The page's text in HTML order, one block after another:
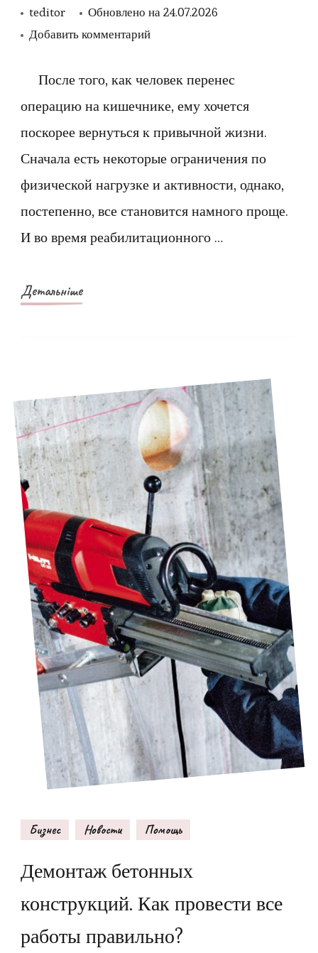
teditor Обновлено на24.07.2026
Добавить комментарийк
Рейтинг
где
можно
подобрать
калоприемники
После того, как человек перенес
операцию на кишечнике, ему хочется
поскорее вернуться к привычной жизни.
Сначала есть некоторые ограничения по
физической нагрузке и активности, однако,
постепенно, все становится намного проще.
И во время реабилитационного …
Детальніше
Бизнес Новости Помощь
Демонтаж бетонных
конструкций. Как провести все
работы правильно?